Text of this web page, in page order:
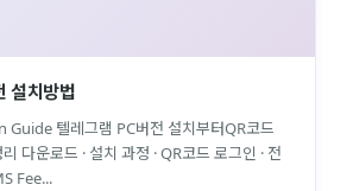
설치방법
텔레그램 PC버전 설치부터QR코드
다운로드 · 설치 과정 · QR코드 로그인 · 전
Fee...